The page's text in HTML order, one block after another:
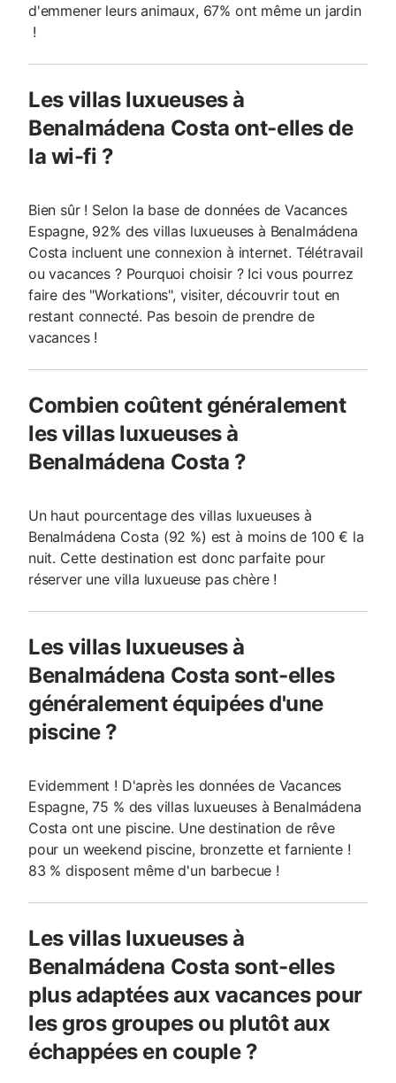
d'emmener leurs animaux, 67% ont même un jardin
!
Les villas luxueuses à
Benalmádena Costa ont-elles de
la wi-fi ?
Bien sûr ! Selon la base de données de Vacances
Espagne, 92% des villas luxueuses à Benalmádena
Costa incluent une connexion à internet. Télétravail
ou vacances ? Pourquoi choisir ? Ici vous pourrez
faire des "Workations", visiter, découvrir tout en
restant connecté. Pas besoin de prendre de
vacances !
Combien coûtent généralement
les villas luxueuses à
Benalmádena Costa ?
Un haut pourcentage des villas luxueuses à
Benalmádena Costa (92 %) est à moins de 100 € la
nuit. Cette destination est donc parfaite pour
réserver une villa luxueuse pas chère !
Les villas luxueuses à
Benalmádena Costa sont-elles
généralement équipées d'une
piscine ?
Evidemment ! D'après les données de Vacances
Espagne, 75 % des villas luxueuses à Benalmádena
Costa ont une piscine. Une destination de rêve
pour un weekend piscine, bronzette et farniente !
83 % disposent même d'un barbecue !
Les villas luxueuses à
Benalmádena Costa sont-elles
plus adaptées aux vacances pour
les gros groupes ou plutôt aux
échappées en couple ?